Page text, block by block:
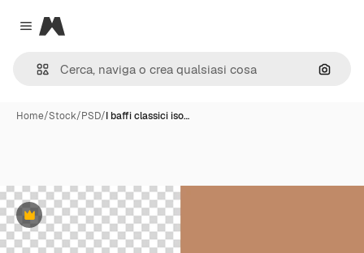
Close menu
Magnific
Cerca
Home/Stock/PSD/I baffi classici iso…
Premium